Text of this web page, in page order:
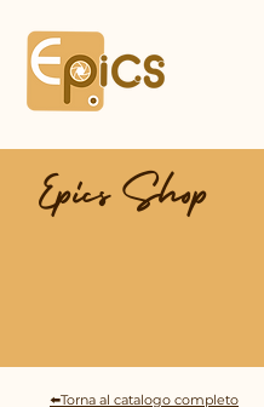
Epics Shop
⬅️Torna al catalogo completo